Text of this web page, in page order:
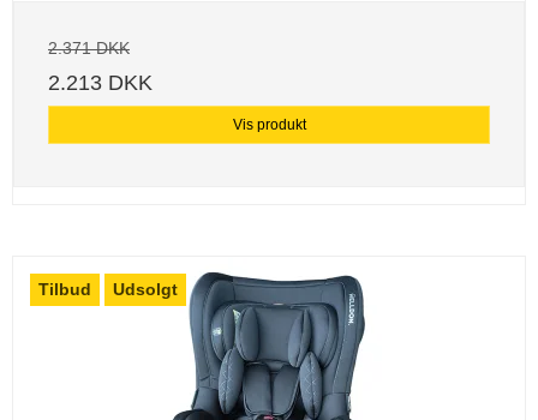
2.371 DKK
2.213 DKK
Vis produkt
Tilbud Udsolgt